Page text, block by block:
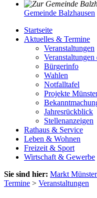
Gemeinde Balzhausen
Startseite
Aktuelles & Termine
Veranstaltungen
Veranstaltungen
Bürgerinfo
Wahlen
Notfalltafel
Projekte
Jahresrückblick
Stellenanzeigen
Rathaus & Service
Leben & Wohnen
Freizeit & Sport
Wirtschaft & Gewerbe
Sie sind hier: Markt
Termine > Veranstaltungen